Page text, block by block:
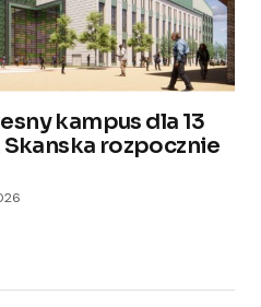
kampus dla 13
rozpocznie